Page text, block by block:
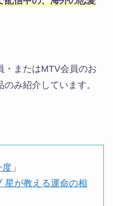
・またはMTV会員のお
み紹介しています。
度 」
星が教える運命の相